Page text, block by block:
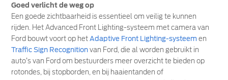
Goed verlicht de weg op
Een goede zichtbaarheid is essentieel om veilig te kunnen
rijden. Het Advanced Front Lighting-systeem met camera van
Ford bouwt voort op hetAdaptive Front Lighting-systeem en
Traffic Sign Recognition van Ford, die al worden gebruikt in
auto’s van Ford om bestuurders meer overzicht te bieden op
rotondes, bij stopborden, en bij haaientanden of